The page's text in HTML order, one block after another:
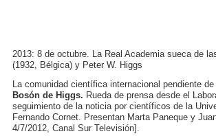
2013: 8 de octubre. La Real Academia sueca de
(1932, Bélgica) y Peter W. Higgs
La comunidad científica internacional pendiente
Bosón de Higgs. Rueda de prensa desde el
seguimiento de la noticia por científicos de la
Fernando Cornet. Presentan Marta Paneque y
4/7/2012, Canal Sur Televisión].